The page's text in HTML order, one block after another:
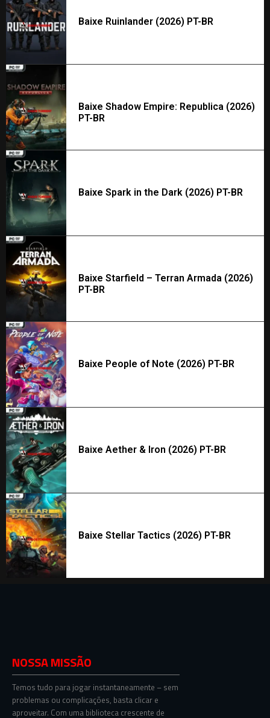
Baixe Ruinlander (2026) PT-BR
Baixe Shadow Empire: Republica (2026)
PT-BR
Baixe Spark in the Dark (2026) PT-BR
Baixe Starfield – Terran Armada (2026)
PT-BR
Baixe People of Note (2026) PT-BR
Baixe Aether & Iron (2026) PT-BR
Baixe Stellar Tactics (2026) PT-BR
NOSSA MISSÃO
Temos tudo para jogar instantaneamente – sem
problemas ou complicações, basta clicar e
aproveitar. Com uma biblioteca crescente de